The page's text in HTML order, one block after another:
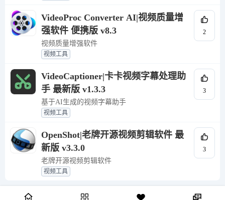
VideoProc Converter AI|视频质量增
强软件 便携版 v8.3
视频质量增强软件
视频工具
2
VideoCaptioner|卡卡视频字幕处理助
手 最新版 v1.3.3
基于AI生成的视频字幕助手
视频工具
3
OpenShot|老牌开源视频剪辑软件 最
新版 v3.3.0
老牌开源视频剪辑软件
视频工具
3